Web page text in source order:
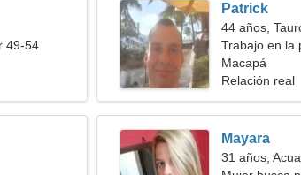
49-54
Patrick
44 años,
Trabajo en la
graciosa
Macapá
Relación real
Mayara
31 años,